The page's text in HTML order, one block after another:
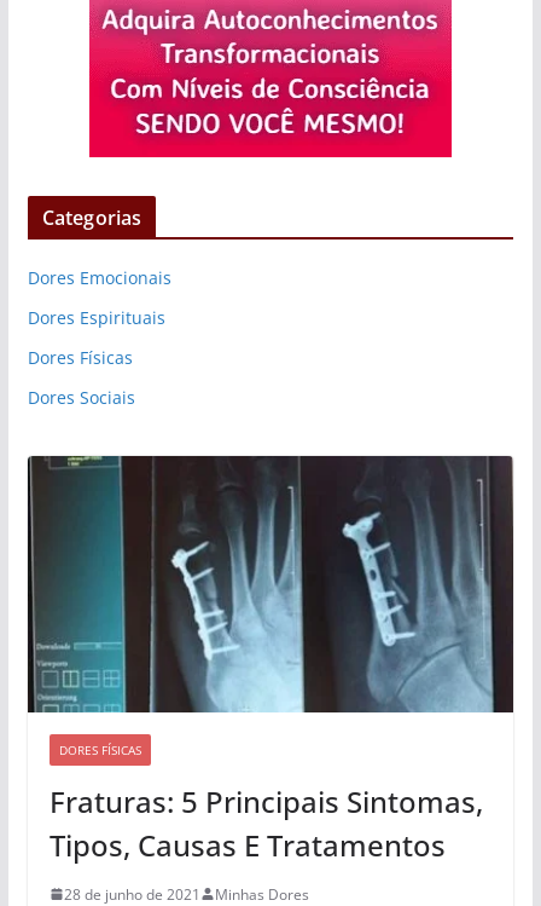
Categorias
Dores Emocionais
Dores Espirituais
Dores Físicas
Dores Sociais
DORES FÍSICAS
Fraturas: 5 Principais Sintomas,
Tipos, Causas E Tratamentos
28 de junho de 2021 Minhas Dores